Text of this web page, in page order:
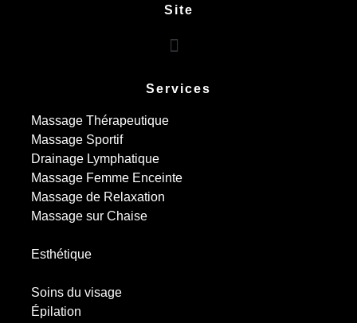
Site
Services
Massage Thérapeutique
Massage Sportif
Drainage Lymphatique
Massage Femme Enceinte
Massage de Relaxation
Massage sur Chaise
Esthétique
Soins du visage
Épilation